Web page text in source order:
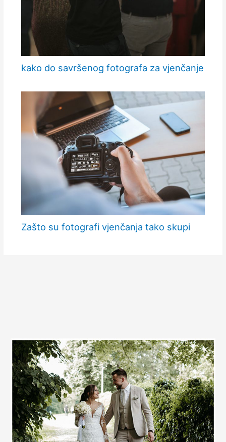
kako do savršenog fotografa za vjenčanje
Zašto su fotografi vjenčanja tako skupi